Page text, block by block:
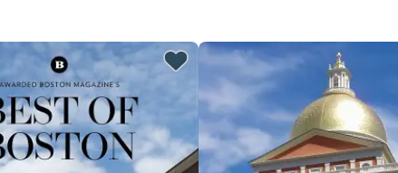
Restaurants
Kino